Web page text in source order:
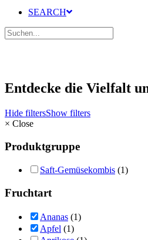
SEARCH
Entdecke die Vielfalt
Hide filtersShow filters
× Close
Produktgruppe
Saft-Gemüsekombis (1)
Fruchtart
Ananas (1)
Apfel (1)